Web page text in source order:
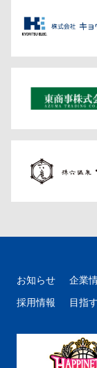
お知らせ 企業
採用情報
目指